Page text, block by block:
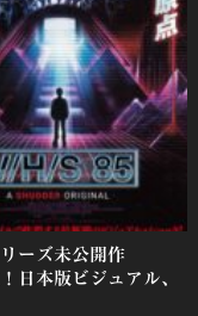
ーズ未公開作
日本版ビジュアル、